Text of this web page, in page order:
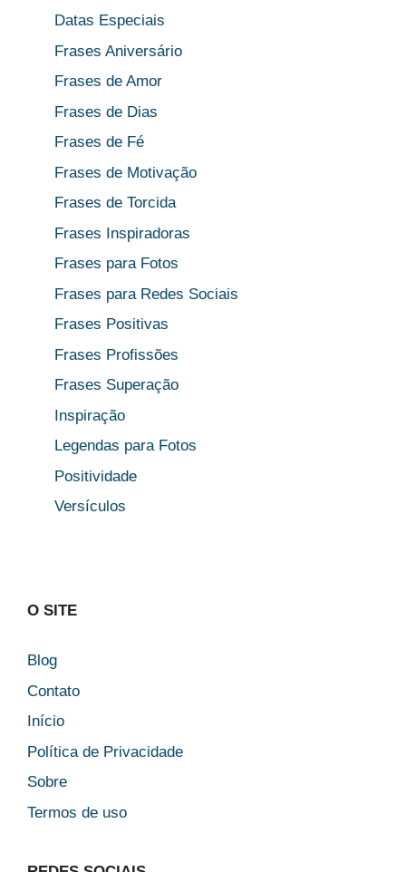
Datas Especiais
Frases Aniversário
Frases de Amor
Frases de Dias
Frases de Fé
Frases de Motivação
Frases de Torcida
Frases Inspiradoras
Frases para Fotos
Frases para Redes Sociais
Frases Positivas
Frases Profissões
Frases Superação
Inspiração
Legendas para Fotos
Positividade
Versículos
O SITE
Blog
Contato
Início
Política de Privacidade
Sobre
Termos de uso